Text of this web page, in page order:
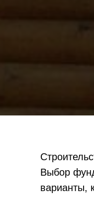
Выбор
варианты,